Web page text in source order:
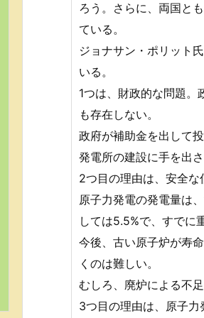
ろう。さらに、両国と
ている。
ジョナサン・ポリット
いる。
1つは、財政的な問題。
も存在しない。
政府が補助金を出して
発電所の建設に手を出さ
2つ目の理由は、安全な
原子力発電の発電量は
しては5.5%で、すでに
今後、古い原子炉が寿
くのは難しい。
むしろ、廃炉による不
3つ目の理由は、原子力